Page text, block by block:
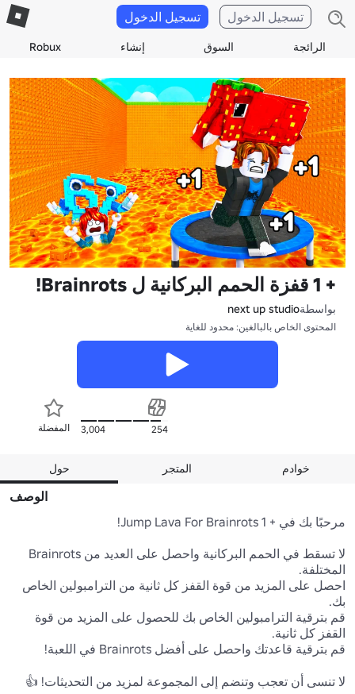
الرائجة السوق إنشاء Robux
تسجيل الدخول تسجيل الدخول
+ 1 قفزة الحمم البركانية ل Brainrots!
بواسطةnext up studio
المحتوى الخاص بالبالغين: محدود للغاية
المفضلة 3,004 254
حول المتجر خوادم
الوصف
لا تنسى أن تعجب وتنضم إلى المجموعة لمزيد من التحديثات! 👍